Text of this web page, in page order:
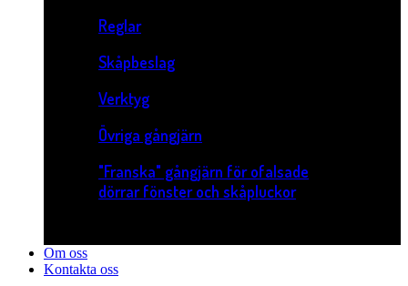
Reglar
Skåpbeslag
Verktyg
Övriga gångjärn
"Franska" gångjärn för ofalsade
dörrar fönster och skåpluckor
Om oss
Kontakta oss